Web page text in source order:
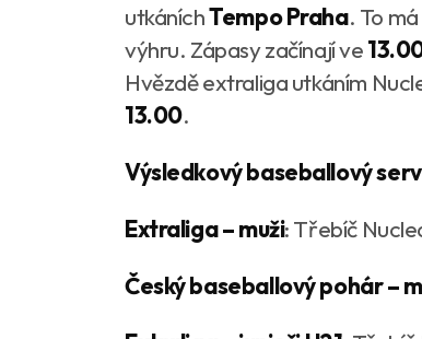
utkáníchTempo Praha. To
výhru. Zápasy začínají ve
Hvězdě extraliga utkáním
13.00.
Výsledkový baseballový
Extraliga – muži: Třebíč
Český baseballový pohár–